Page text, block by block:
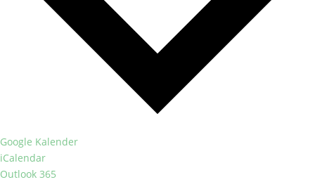
Google Kalender
iCalendar
Outlook 365